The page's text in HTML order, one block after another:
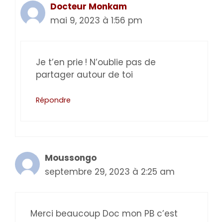
Docteur Monkam
mai 9, 2023 à 1:56 pm
Je t’en prie ! N’oublie pas de
partager autour de toi
Répondre
Moussongo
septembre 29, 2023 à 2:25 am
Merci beaucoup Doc mon PB c’est